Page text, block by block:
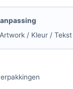
/ Kleur / Tekst